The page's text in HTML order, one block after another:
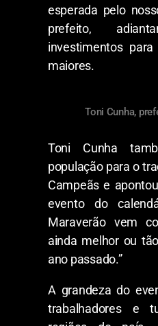
esperada pelo
prefeito,
investimentos
maiores.
Toni Cunha,
Toni Cunha
população para o
Campeãs e
evento do
Maraverão vem
ainda melhor ou
ano passado.”
A grandeza do
trabalhadores e